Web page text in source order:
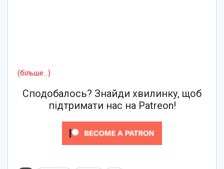
(більше…)
Сподобалось? Знайди хвилинку, щоб
підтримати нас на Patreon!